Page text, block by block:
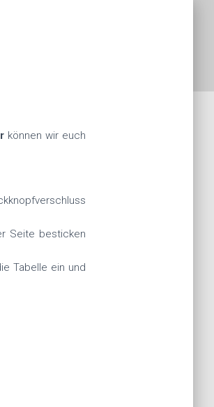
können wir euch
Seite besticken
Tabelle ein und